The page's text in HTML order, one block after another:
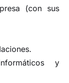
(con sus
y